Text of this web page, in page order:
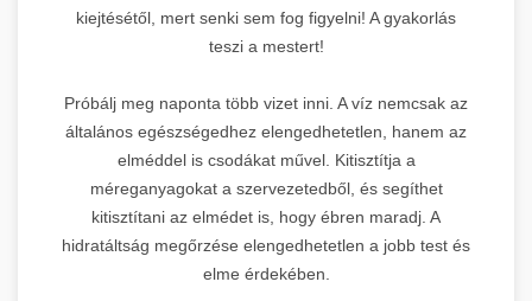
kiejtésétől, mert senki sem fog figyelni! A gyakorlás
teszi a mestert!
Próbálj meg naponta több vizet inni. A víz nemcsak az
általános egészségedhez elengedhetetlen, hanem az
elméddel is csodákat művel. Kitisztítja a
méreganyagokat a szervezetedből, és segíthet
kitisztítani az elmédet is, hogy ébren maradj. A
hidratáltság megőrzése elengedhetetlen a jobb test és
elme érdekében.